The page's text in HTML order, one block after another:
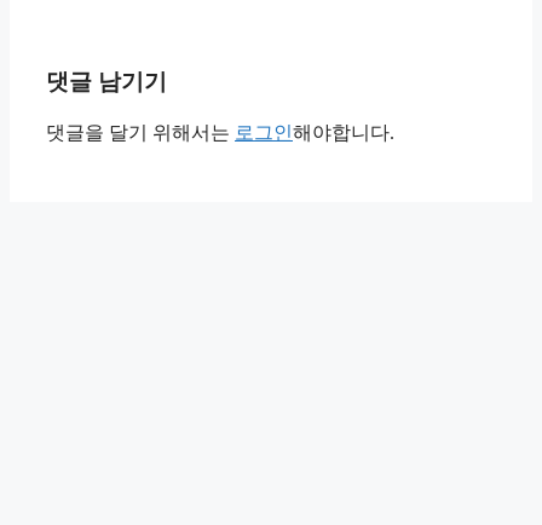
댓글 남기기
댓글을 달기 위해서는 로그인해야합니다.